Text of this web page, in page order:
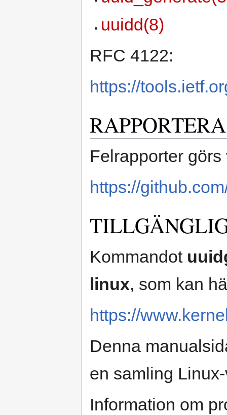
uuidd(8)
RFC 4122:
https://
Felrapporter
https://
Kommandot
linux, som kan
https://
Denna
en samling
Information om